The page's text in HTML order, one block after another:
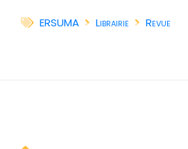
ERSUMA
Librairie Revue